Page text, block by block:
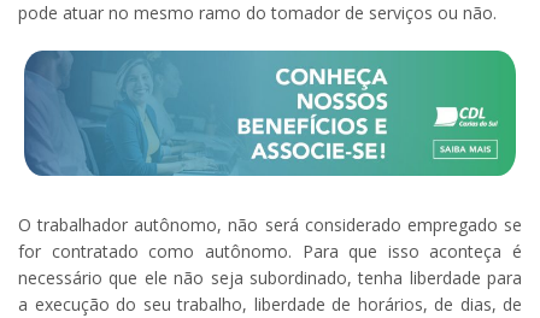
pode atuar no mesmo ramo do tomador de serviços ou não.
O trabalhador autônomo, não será considerado empregado se
for contratado como autônomo. Para que isso aconteça é
necessário que ele não seja subordinado, tenha liberdade para
a execução do seu trabalho, liberdade de horários, de dias, de